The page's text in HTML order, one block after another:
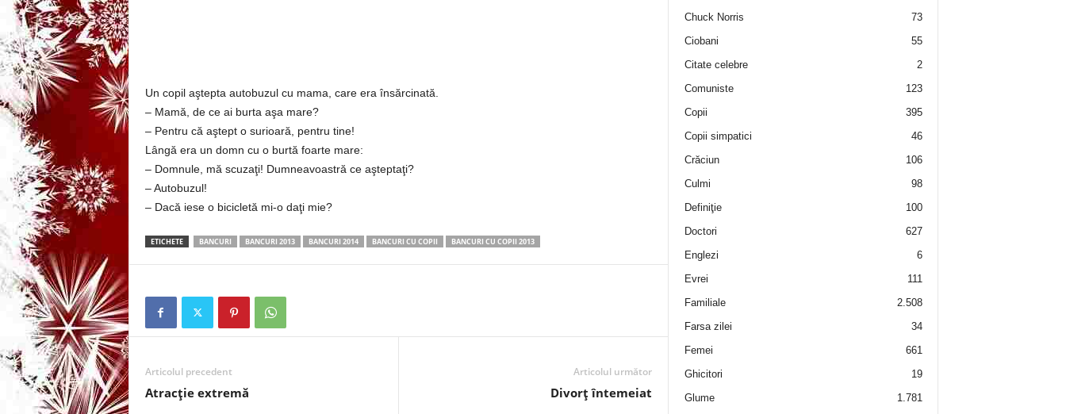
a
n
c
e
Un copil aştepta autobuzul cu mama, care era însărcinată.
– Mamă, de ce ai burta aşa mare?
– Pentru că aştept o surioară, pentru tine!
Lângă era un domn cu o burtă foarte mare:
– Domnule, mă scuzaţi! Dumneavoastră ce aşteptaţi?
– Autobuzul!
– Dacă iese o bicicletă mi-o daţi mie?
ETICHETE BANCURI BANCURI 2013 BANCURI 2014 BANCURI CU COPII BANCURI CU COPII 2013
Articolul precedent
Atracţie extremă
Articolul următor
Divorţ întemeiat
Chuck Norris
73
Ciobani
55
Citate celebre
2
Comuniste
123
Copii
395
Copii simpatici
46
Crăciun
106
Culmi
98
Definiţie
100
Doctori
627
Englezi
6
Evrei
111
Familiale
2.508
Farsa zilei
34
Femei
661
Ghicitori
19
Glume
1.781